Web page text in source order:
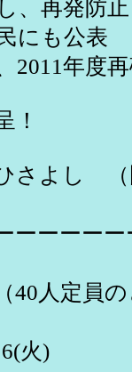
発防止
にも公表
年度再
！
よし （
ーーーー
40人定員
火)